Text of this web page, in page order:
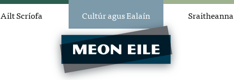
Ailt Scríofa Cultúr agus Ealaín Sraitheanna